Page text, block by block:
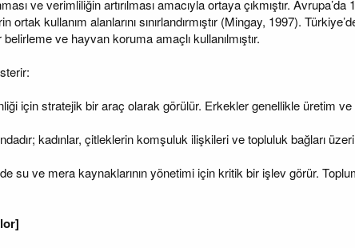
ve verimliliğin artırılması amacıyla ortaya çıkmıştır.
ortak kullanım alanlarını sınırlandırmıştır (Mingay, 1997).
ve hayvan koruma amaçlı kullanılmıştır.
için stratejik bir araç olarak görülür. Erkekler genellikle üretim ve
kadınlar, çitleklerin komşuluk ilişkileri ve topluluk bağları
su ve mera kaynaklarının yönetimi için kritik bir işlev görür.